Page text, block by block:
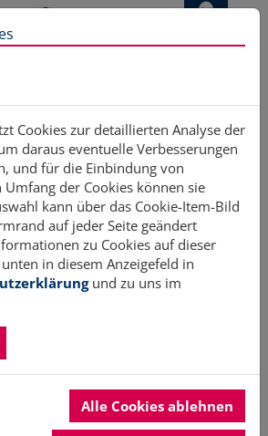
springen
Aktuelles
1 2 3 … nächste
Cookies zur detaillierten Analyse der
daraus eventuelle Verbesserungen
und für die Einbindung von
der Cookies können sie
kann über das Cookie-Item-Bild
auf jeder Seite geändert
zu Cookies auf dieser
in diesem Anzeigefeld in
und zu uns im
Alle Cookies ablehnen